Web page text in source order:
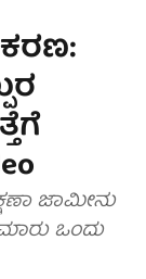
ಜಾಮೀನು
ಒಂದು